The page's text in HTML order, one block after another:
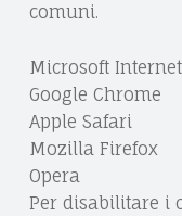
comuni.
Microsoft
Google Chrome
Apple Safari
Mozilla Firefox
Opera
Per disabilitare i